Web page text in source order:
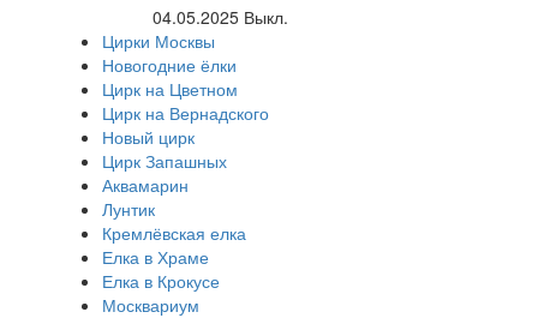
04.05.2025 Выкл.
Цирки Москвы
Новогодние ёлки
Цирк на Цветном
Цирк на Вернадского
Новый цирк
Цирк Запашных
Аквамарин
Лунтик
Кремлёвская елка
Елка в Храме
Елка в Крокусе
Москвариум